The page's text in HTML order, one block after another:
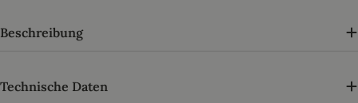
Beschreibung
Technische Daten